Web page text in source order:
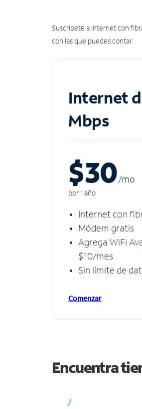
Suscríbete a Internet con
con las que puedes contar.
Internet
Mbps
$30/mo
por 1 año
Internet con
Módem gratis
Agrega WiFi
$10/mes
Sin límite de
Comenzar
Encuentra